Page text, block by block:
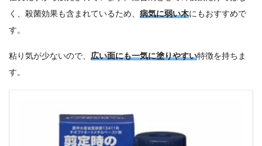
く、殺菌効果も含まれているため、 病気に弱い木にもおすすめで
す。
粘り気が少ないので、 広い面にも一気に塗りやすい特徴を持ちま
す。